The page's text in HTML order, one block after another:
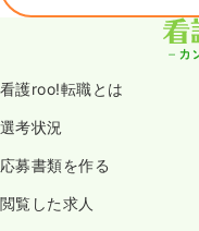
看護roo!転職とは
選考状況
応募書類を作る
閲覧した求人